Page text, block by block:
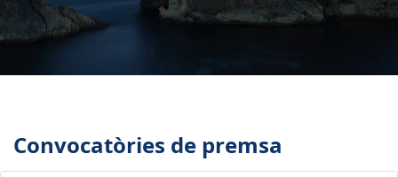
Convocatòries de premsa